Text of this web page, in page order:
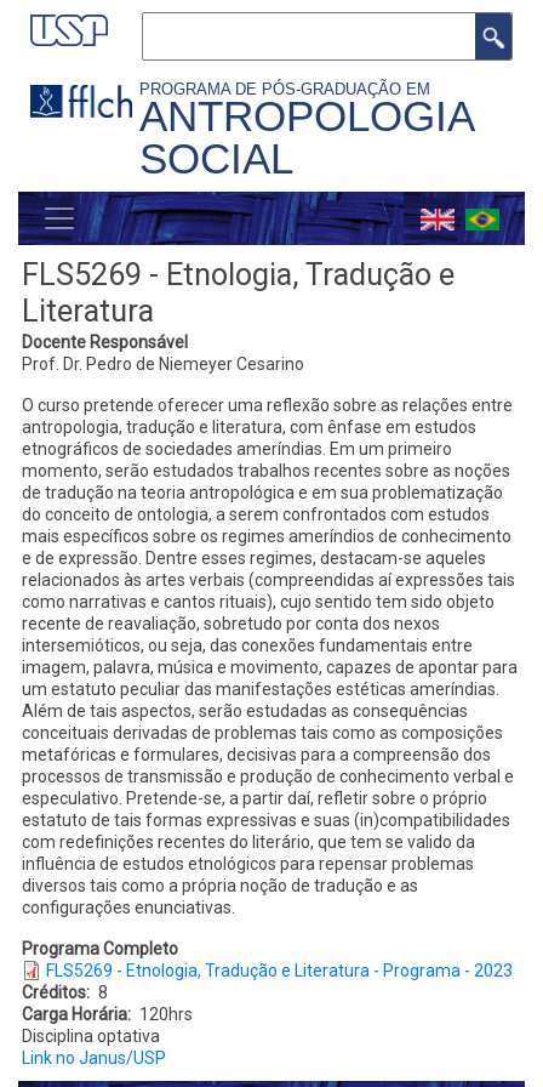
Pular
para
conteúdo
PROGRAMA DE PÓS-GRADUAÇÃO EM
ANTROPOLOGIA
SOCIAL
MENU
GERAL
FLS5269 - Etnologia, Tradução e
Literatura
Docente Responsável
Prof. Dr. Pedro de Niemeyer Cesarino
O curso pretende oferecer uma reflexão sobre as relações entre
antropologia, tradução e literatura, com ênfase em estudos
etnográficos de sociedades ameríndias. Em um primeiro
momento, serão estudados trabalhos recentes sobre as noções
de tradução na teoria antropológica e em sua problematização
do conceito de ontologia, a serem confrontados com estudos
mais específicos sobre os regimes ameríndios de conhecimento
e de expressão. Dentre esses regimes, destacam-se aqueles
relacionados às artes verbais (compreendidas aí expressões tais
como narrativas e cantos rituais), cujo sentido tem sido objeto
recente de reavaliação, sobretudo por conta dos nexos
intersemióticos, ou seja, das conexões fundamentais entre
imagem, palavra, música e movimento, capazes de apontar para
um estatuto peculiar das manifestações estéticas ameríndias.
Além de tais aspectos, serão estudadas as consequências
conceituais derivadas de problemas tais como as composições
metafóricas e formulares, decisivas para a compreensão dos
processos de transmissão e produção de conhecimento verbal e
especulativo. Pretende-se, a partir daí, refletir sobre o próprio
estatuto de tais formas expressivas e suas (in)compatibilidades
com redefinições recentes do literário, que tem se valido da
influência de estudos etnológicos para repensar problemas
diversos tais como a própria noção de tradução e as
configurações enunciativas.
Programa Completo
FLS5269 - Etnologia, Tradução e Literatura - Programa - 2023
Créditos
8
Carga Horária
120hrs
Disciplina optativa
Link no Janus/USP